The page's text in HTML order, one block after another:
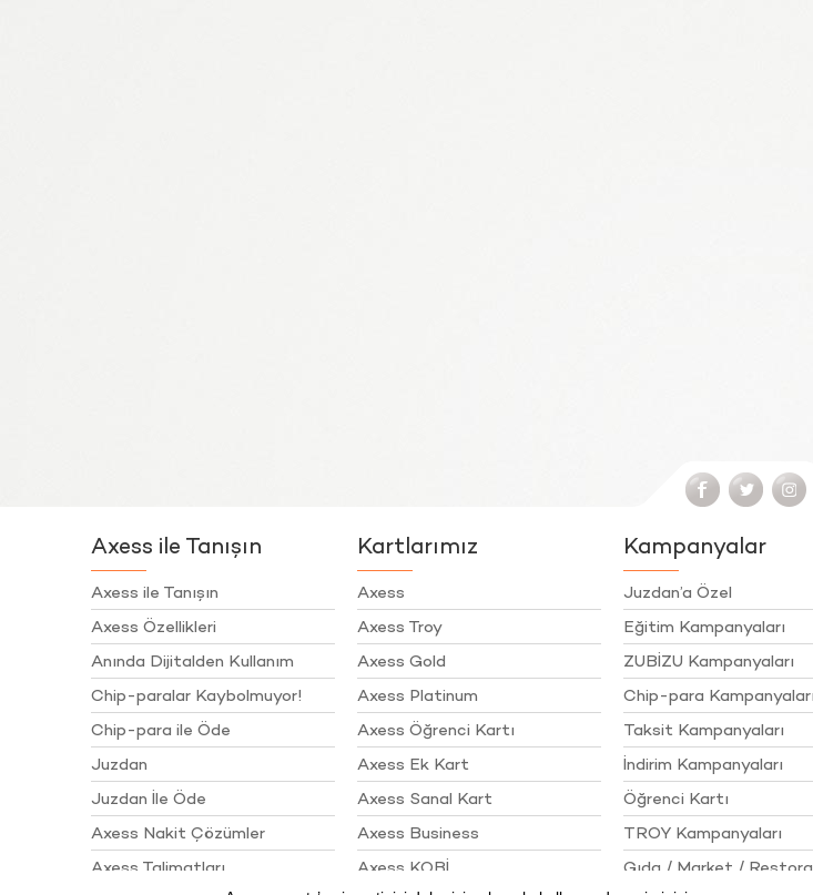
Axess ile Tanışın
Axess ile Tanışın
Axess Özellikleri
Anında Dijitalden Kullanım
Chip-paralar Kaybolmuyor!
Chip-para ile Öde
Juzdan
Juzdan İle Öde
Axess Nakit Çözümler
Axess Talimatları
Kartlarımız
Axess
Axess Troy
Axess Gold
Axess Platinum
Axess Öğrenci Kartı
Axess Ek Kart
Axess Sanal Kart
Axess Business
Axess KOBİ
Kampanyalar
Juzdan’a Özel
Eğitim Kampanyaları
ZUBİZU Kampanyaları
Chip-para Kampanyaları
Taksit Kampanyaları
İndirim Kampanyaları
Öğrenci Kartı
TROY Kampanyaları
Gıda / Market /